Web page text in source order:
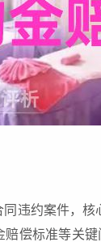
违约案件，
赔偿标准等关